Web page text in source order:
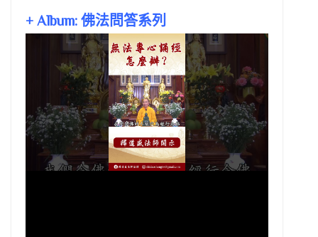
+ Album: 佛法問答系列